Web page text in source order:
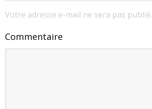
Votre adresse e-mail ne sera pas publié.
Commentaire